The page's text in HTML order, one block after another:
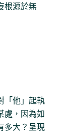
根源於無
「他」起執
處，因為如
多大？呈現